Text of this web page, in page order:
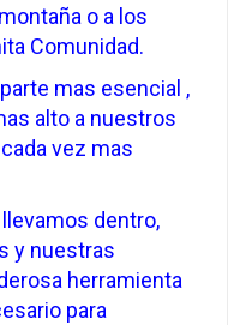
o a los
Comunidad.
mas esencial ,
alto a nuestros
vez mas
dentro,
y nuestras
herramienta
para